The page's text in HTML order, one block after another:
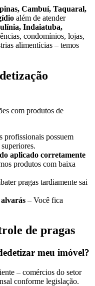
Cambuí, Taquaral,
além de atender
Indaiatuba,
condomínios, lojas,
alimentícias – temos
com produtos de
profissionais possuem
aplicado corretamente
produtos com baixa
pragas tardiamente sai
– Você fica
de pragas
meu imóvel?
– comércios do setor
conforme legislação.